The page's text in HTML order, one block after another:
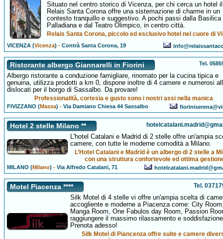
Situato nel centro storico di Vicenza, per chi cerca un hotel il
Relais Santa Corona offre una sistemazione di charme in un
contesto tranquillo e suggestivo. A pochi passi dalla Basilica
Palladiana e dal Teatro Olimpico, in centro città.
Relais Santa Corona, piccolo ed esclusivo hotel nel cuore di
VICENZA (Vicenza) -Contrà Santa Corona, 19
Ristorante albergo Giannarelli in Fiorini Tel.
Albergo ristorante a conduzione famigliare, rinomato per la cucina tipica e
genuina, utilizza prodotti a km 0, dispone inoltre di 4 camere e numerosi
dislocati per il borgo di Sassalbo. Da provare!
Professionalità, cortesia e gusto sono i nostri assi nella manica
FIVIZZANO (Massa) -Via Damiano Chiesa 44 Sassalbo
Hotel 2 stelle Milano **
L'hotel Catalani e Madrid di 2 stelle offre un'ampia
camere, con tutte le moderne comodità a Milano.
L’Hotel Catalani e Madrid è un albergo di 2 stelle a
con una struttura confortevole ed ottima
MILANO (Milano) -Via Alfredo Catalani, 71
Motel Piacenza **** Tel.
Silk Motel di 4 stelle vi offre un'ampia scelta di
accogliente e moderne a Piacenza come: City
Manga Room, One Fabulos day Room, Passion
raggiungere il massimo rilassamento e
Prenota adesso!
Silk Motel di Piancenza offre suite e camere